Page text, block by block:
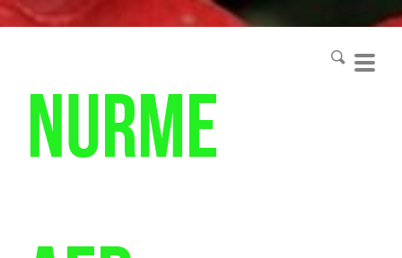
Nurme